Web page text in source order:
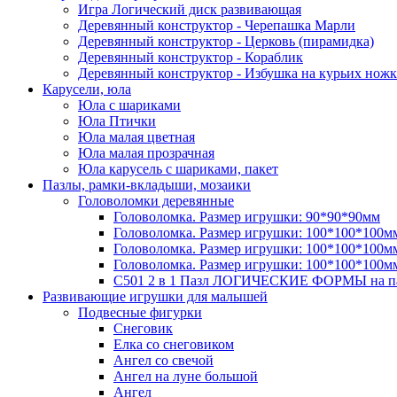
Игра Логический диск развивающая
Деревянный конструктор - Черепашка Марли
Деревянный конструктор - Церковь (пирамидка)
Деревянный конструктор - Кораблик
Деревянный конструктор - Избушка на курьих
Карусели, юла
Юла с шариками
Юла Птички
Юла малая цветная
Юла малая прозрачная
Юла карусель с шариками, пакет
Пазлы, рамки-вкладыши, мозаики
Головоломки деревянные
Головоломка. Размер игрушки: 90*90*90мм
Головоломка. Размер игрушки:
Головоломка. Размер игрушки:
Головоломка. Размер игрушки:
C501 2 в 1 Пазл ЛОГИЧЕСКИЕ ФОРМЫ на
Развивающие игрушки для малышей
Подвесные фигурки
Снеговик
Елка со снеговиком
Ангел со свечой
Ангел на луне большой
Ангел